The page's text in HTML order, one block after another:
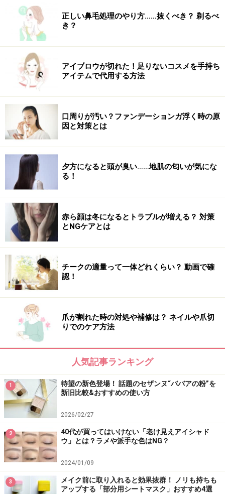
浸透を高めてくれます。
DATE
ナリスアップ「ネイチャーコンク 薬用 クリアローショ
ン」
容量：200ml
タイプ：うるおう、とてもしっとり
価格：990円（税込）
（4）毎日塗るだけで角質ケアできる美容液
清潔感のあるパッケージのOh!Baby
日のスキンケアに組み込みやすい美容液。気になる部分
に塗るだけで古い角質をやわらげ、くすみの原因にアプ
ローチします。PHA10%、由布院の温泉水、ビタミンカ
クテル、ベビーピーチセラミドが配合されており、肌に
潤いを与えながら表面を滑らかに整える効果も。
洗顔後化粧水で肌を整えたあと気になる部分や肌全体に
なじませるだけで、次に使う化粧品の浸透もサポートし
ます。「こする・剥がす」刺激がないので、初心者でも
無理なく毎日のケアに取り入れやすいです。続けること
で、くすみが目立ちにくく透明感のある肌へ導くアイテ
DATE
ハウス オブ ローゼ「Oh!Baby スリッピールール」
容量：30ml
価格：3850円（税込）
※<店舗>Oh!Babyショップ(横浜ジョイナス店、池袋ルミ
ネ店)及び一部の@cosme STORE、一部のLOFT店舗
<通販>ハウス オブ ローゼ公式通販サイト(本店(自社サイ
ト)、 Yahoo!ショッピング店、Amazon店、楽天市場店、
正しい鼻毛処理のやり方……抜くべき？ 剃るべ
き？
アイブロウが切れた！足りないコスメを手持ち
アイテムで代用する方法
口周りが汚い？ファンデーションガ浮く時の原
因と対策とは
夕方になると頭が臭い……地肌の匂いが気にな
る！
赤ら顔は冬になるとトラブルが増える？ 対策
とNGケアとは
チークの適量って一体どれくらい？ 動画で確
認！
爪が割れた時の対処や補修は？ ネイルや爪切
りでのケア方法
人気記事ランキング
1
待望の新色登場！ 話題のセザンヌ“ババアの粉”を
新旧比較&おすすめの使い方
2026/02/27
2
40代が買ってはいけない「老け見えアイシャド
ウ」とは？ラメや派手な色はNG？
2024/01/09
3
メイク前に取り入れると効果抜群！ ノリも持ちも
アップする「部分用シートマスク」おすすめ4選